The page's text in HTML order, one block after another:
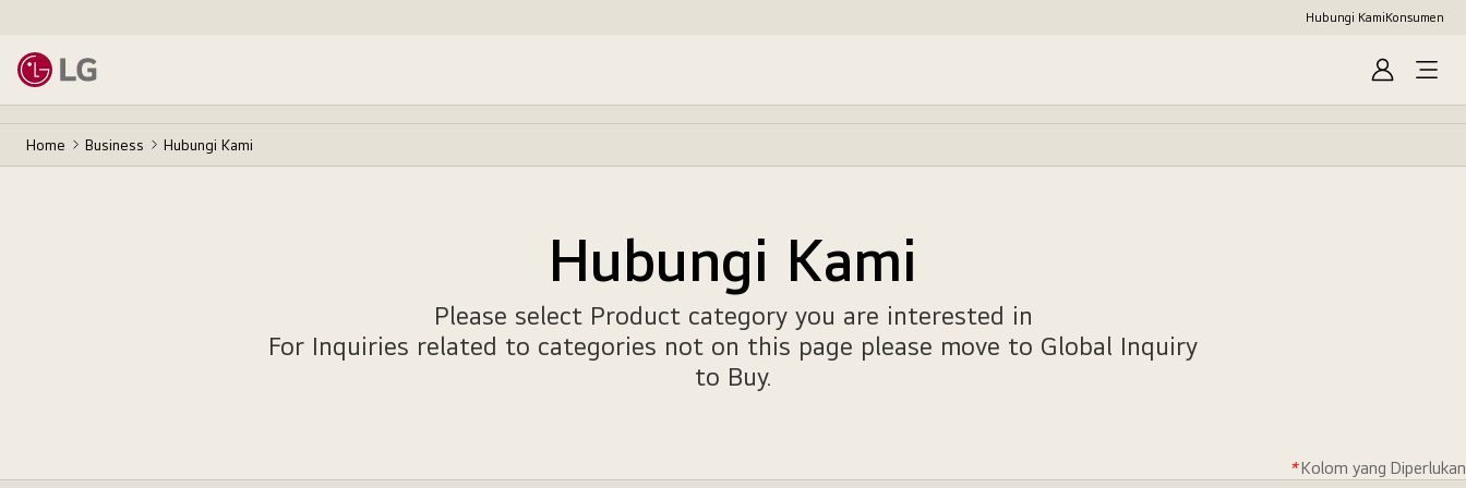
Hubungi KamiKonsumen
Masuk
Home Business Hubungi Kami
Hubungi Kami
Please select Product category you are interested in
For Inquiries related to categories not on this page please move to Global Inquiry
to Buy.
*Kolom yang Diperlukan